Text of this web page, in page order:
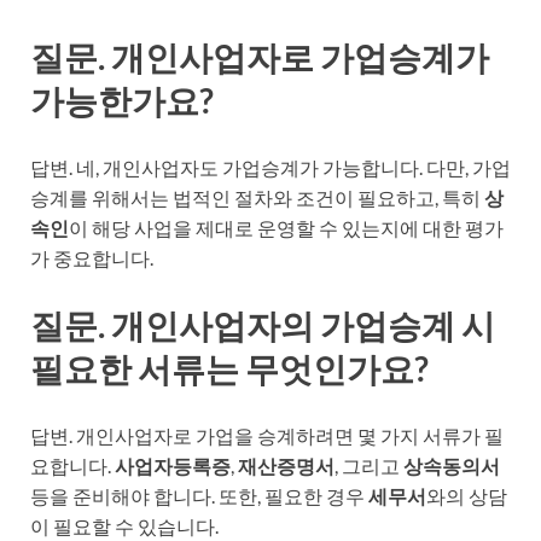
질문. 개인사업자로 가업승계가
가능한가요?
답변. 네, 개인사업자도 가업승계가 가능합니다. 다만, 가업
승계를 위해서는 법적인 절차와 조건이 필요하고, 특히 상
속인이 해당 사업을 제대로 운영할 수 있는지에 대한 평가
가 중요합니다.
질문. 개인사업자의 가업승계 시
필요한 서류는 무엇인가요?
답변. 개인사업자로 가업을 승계하려면 몇 가지 서류가 필
요합니다.사업자등록증,재산증명서, 그리고 상속동의서
등을 준비해야 합니다. 또한, 필요한 경우 세무서와의 상담
이 필요할 수 있습니다.